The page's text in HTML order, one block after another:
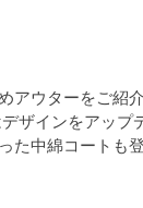
アウターをご紹介
ザインをアッ
た中綿コートも